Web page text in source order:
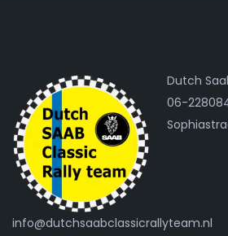
Dutch
06-
info@dutchsaabclassicrallyteam.nl